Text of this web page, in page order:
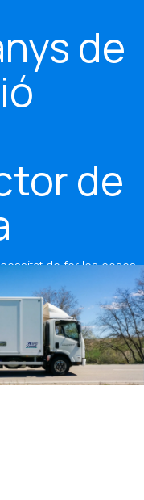
de
de
de fer les coses
que en aquest negoci
mereix solucions que
i un servei que